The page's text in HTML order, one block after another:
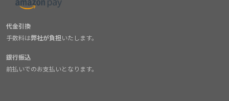
代金引換
手数料は弊社が負担いたします。
銀行振込
前払いでのお支払いとなります。